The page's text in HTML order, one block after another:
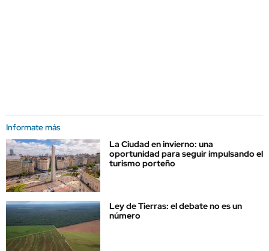
Informate más
La Ciudad en invierno: una
oportunidad para seguir impulsando el
turismo porteño
Ley de Tierras: el debate no es un
número